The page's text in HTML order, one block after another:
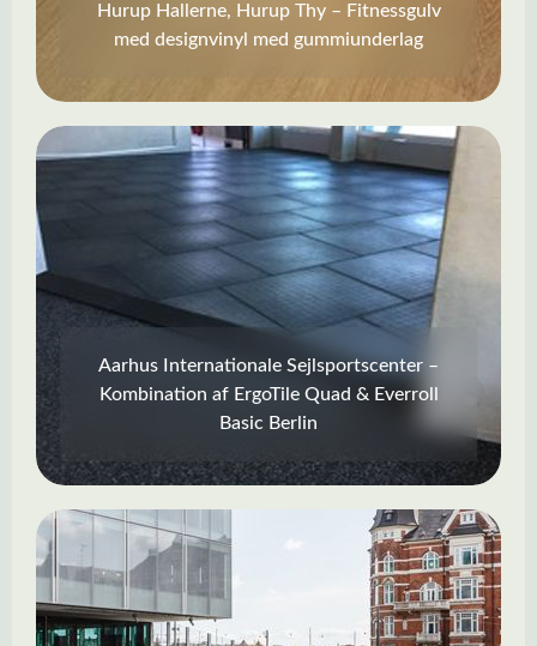
Hurup Hallerne, Hurup Thy – Fitnessgulv
med designvinyl med gummiunderlag
Aarhus Internationale Sejlsportscenter –
Kombination af ErgoTile Quad & Everroll
Basic Berlin